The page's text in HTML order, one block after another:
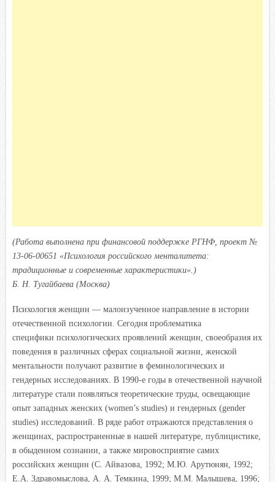
(Работа выполнена при финансовой поддержке РГНФ, проект №
13-06-00651 «Психология российского менталитета:
традиционные и современные характеристики».)
Б. Н. Тугайбаева (Москва)
Психология женщин — малоизученное направление в истории
отечественной психологии. Сегодня проблематика
специфики психологических проявлений женщин, своеобразия их
поведения в различных сферах социальной жизни, женской
ментальности получают развитие в феминологических и
гендерных исследованиях. В 1990-е годы в отечественной научной
литературе стали появляться теоретические труды, освещающие
опыт западных женских (women’s studies) и гендерных (gender
studies) исследований. В ряде работ отражаются представления о
женщинах, распространенные в нашей литературе, публицистике,
в обыденном сознании, а также мировосприятие самих
российских женщин (С. Айвазова, 1992; М.Ю. Арутюнян, 1992;
Е.А. Здравомыслова, А. А. Темкина, 1999; М.М. Малышева, 1996;